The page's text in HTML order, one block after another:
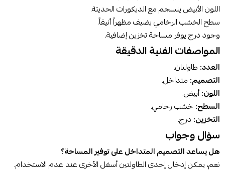
اطلب المنتج
اللون الأبيض ينسجم مع الديكورات الحديثة.
سطح الخشب الرخامي يضيف مظهراً أنيقاً.
وجود درج يوفر مساحة تخزين إضافية.
المواصفات الفنية الدقيقة
العدد: طاولتان.
التصميم: متداخل.
اللون:أبيض.
السطح:خشب رخامي.
التخزين: درج.
سؤال وجواب
هل يساعد التصميم المتداخل على توفير المساحة؟
نعم، يمكن إدخال إحدى الطاولتين أسفل الأخرى عند عدم الاستخدام.